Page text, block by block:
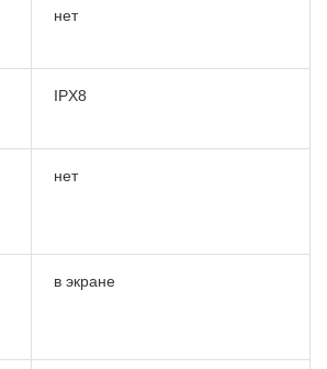
нет
IPX8
нет
в экране